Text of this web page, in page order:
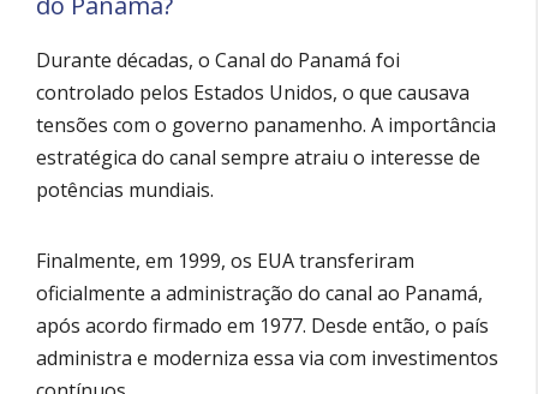
Durante décadas, o Canal do Panamá foi
controlado pelos Estados Unidos, o que causava
tensões com o governo panamenho. A importância
estratégica do canal sempre atraiu o interesse de
potências mundiais.
Finalmente, em 1999, os EUA transferiram
oficialmente a administração do canal ao Panamá,
após acordo firmado em 1977. Desde então, o país
administra e moderniza essa via com investimentos